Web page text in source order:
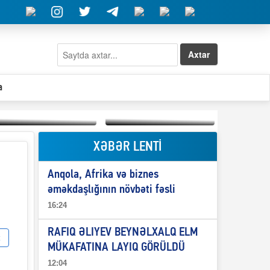
Axtar
“Qeyri-səlis məntiq və
dil-nitq” elmimizə
Elşad Abdullayevin
erməniləri
maliyyələşdirən oğlu
niyə Azərbaycana
ekstradisiya olunmur?
XƏBƏR LENTİ
Anqola, Afrika və biznes
əməkdaşlığının növbəti fəsli
16:24
RAFIQ ƏLIYEV BEYNƏLXALQ ELM
MÜKAFATINA LAYIQ GÖRÜLDÜ
12:04